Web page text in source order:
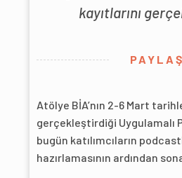
kayıtlarını
PAYLAŞ
Atölye BİA’nın 2-6 Mart
gerçekleştirdiği Uygulamalı
bugün katılımcıların
hazırlamasının ardından